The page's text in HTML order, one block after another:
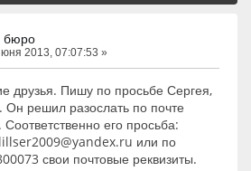
бюро
2013, 07:07:53 »
друзья. Пишу по просьбе Сергея,
решил разослать по почте
его просьба:
или по
свои почтовые реквизиты.